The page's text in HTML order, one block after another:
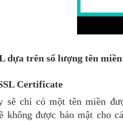
dựa trên số lượng tên
Certificate
sẽ chỉ có một tên miền
không được bảo mật cho